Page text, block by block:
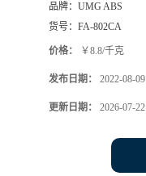
品牌： UMG ABS
货号： FA-802CA
价格： ￥8.8/千克
发布日期： 2022-08-09
更新日期： 2026-07-22